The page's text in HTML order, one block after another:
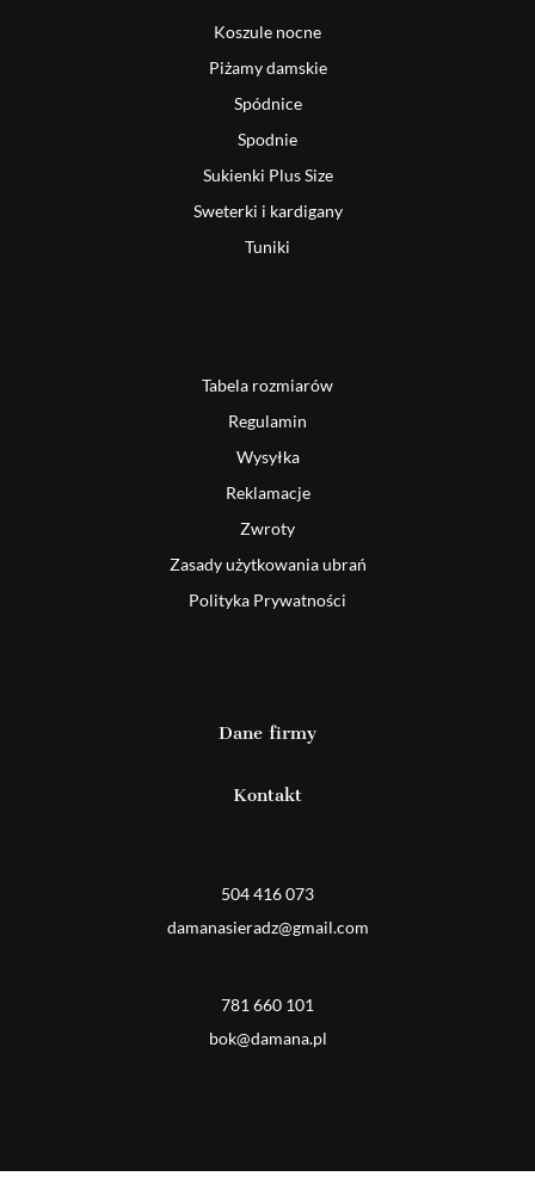
Koszule nocne
Piżamy damskie
Spódnice
Spodnie
Sukienki Plus Size
Sweterki i kardigany
Tuniki
Tabela rozmiarów
Regulamin
Wysyłka
Reklamacje
Zwroty
Zasady użytkowania ubrań
Polityka Prywatności
Dane firmy
Kontakt
504 416 073
damanasieradz@gmail.com
781 660 101
bok@damana.pl